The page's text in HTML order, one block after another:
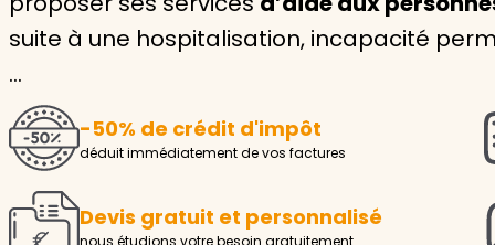
Voir tous les services
suite à une hospitalisation, incapacité
…
-50% de crédit d'impôt
déduit immédiatement de vos factures
Devis gratuit et personnalisé